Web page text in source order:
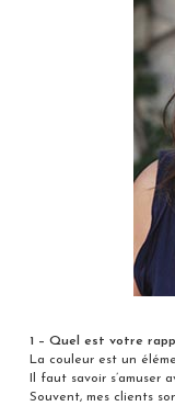
1 – Quel est votre
La couleur est un
Il faut savoir s’amuser
Souvent, mes clients